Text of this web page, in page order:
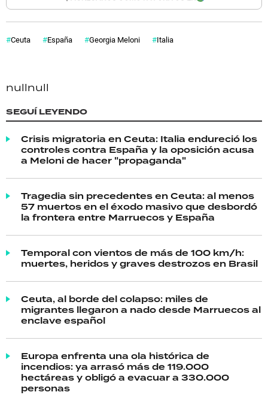
Ceuta España Georgia Meloni Italia
nullnull
SEGUÍ LEYENDO
Crisis migratoria en Ceuta: Italia endureció los
controles contra España y la oposición acusa
a Meloni de hacer "propaganda"
Tragedia sin precedentes en Ceuta: al menos
57 muertos en el éxodo masivo que desbordó
la frontera entre Marruecos y España
Temporal con vientos de más de 100 km/h:
muertes, heridos y graves destrozos en Brasil
Ceuta, al borde del colapso: miles de
migrantes llegaron a nado desde Marruecos al
enclave español
Europa enfrenta una ola histórica de
incendios: ya arrasó más de 119.000
hectáreas y obligó a evacuar a 330.000
personas